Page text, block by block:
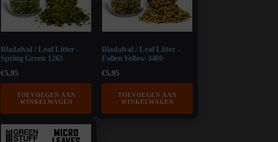
Bladafval / Leaf Litter -
Spring Green 1263
€5,95
TOEVOEGEN AAN
WINKELWAGEN
Bladafval / Leaf Litter -
Fallen Yellow 3480
€5,95
TOEVOEGEN AAN
WINKELWAGEN